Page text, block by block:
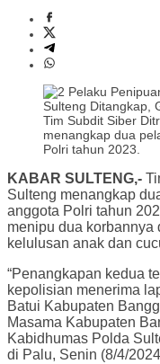
Tim Subdit Siber
menangkap dua
Polri tahun 2023.
KABAR SULTENG,-
Sulteng menangkap
anggota Polri tahun
menipu dua korbannya
kelulusan anak dan
“Penangkapan kedua
kepolisian menerima
Batui Kabupaten
Masama Kabupaten
Kabidhumas Polda
di Palu, Senin (8/4/